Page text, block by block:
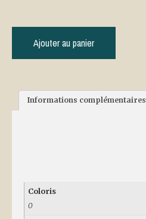
Ajouter au panier
Informations complémentaires
Coloris
0